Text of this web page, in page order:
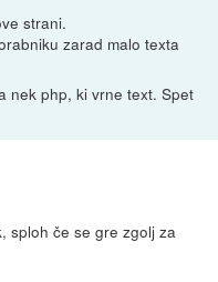
strani.
zarad malo texta
nek php, ki vrne text. Spet
sploh če se gre zgolj za